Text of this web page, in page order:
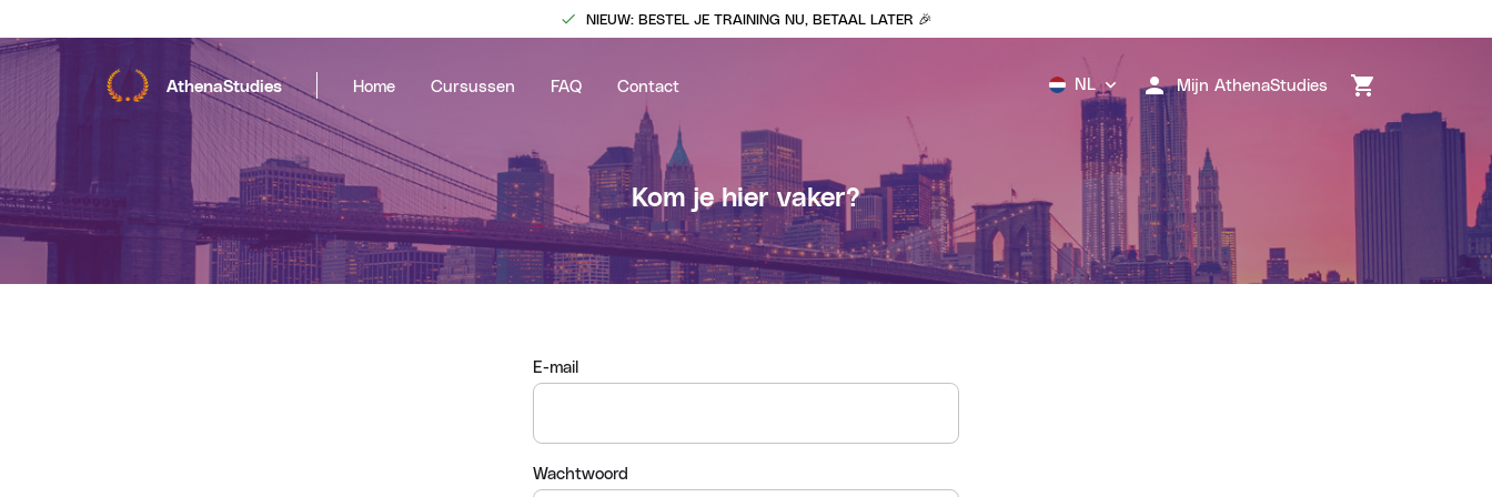
NIEUW: BESTEL JE TRAINING NU, BETAAL LATER 🎉
AthenaStudies Home Cursussen FAQ Contact NL Mijn AthenaStudies
Kom je hier vaker?
E-mail
Wachtwoord